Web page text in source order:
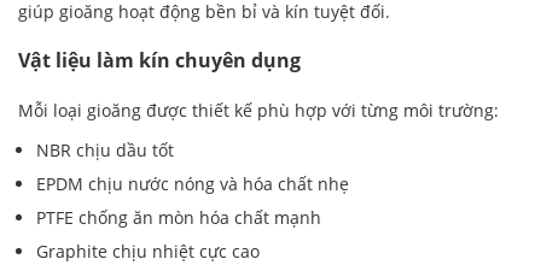
giúp gioăng hoạt động bền bỉ và kín tuyệt đối.
Vật liệu làm kín chuyên dụng
Mỗi loại gioăng được thiết kế phù hợp với từng môi trường:
NBR chịu dầu tốt
EPDM chịu nước nóng và hóa chất nhẹ
PTFE chống ăn mòn hóa chất mạnh
Graphite chịu nhiệt cực cao